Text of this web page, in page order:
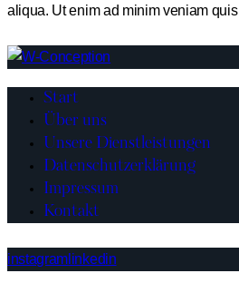
aliqua. Ut enim ad minim veniam
Start
Über uns
Unsere Dienstleistungen
Datenschutzerklärung
Impressum
Kontakt
instagram linkedin